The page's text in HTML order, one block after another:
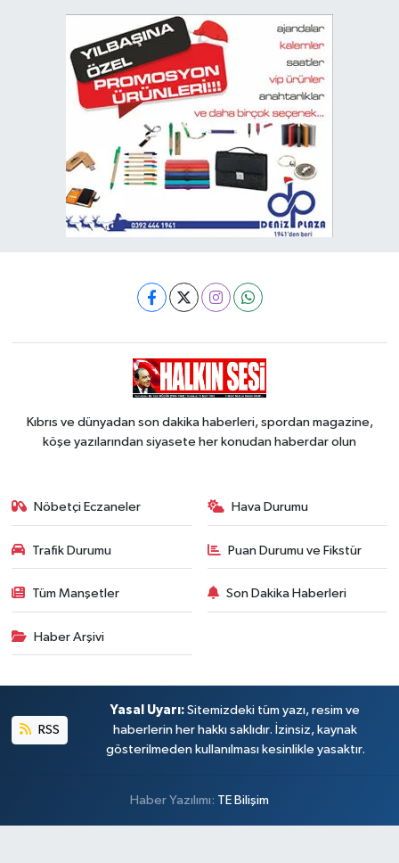
Kıbrıs ve dünyadan son dakika haberleri, spordan magazine,
köşe yazılarından siyasete her konudan haberdar olun
Nöbetçi Eczaneler Hava Durumu
Trafik Durumu Puan Durumu ve Fikstür
Tüm Manşetler Son Dakika Haberleri
Haber Arşivi
RSS
Yasal Uyarı: Sitemizdeki tüm yazı, resim ve
haberlerin her hakkı saklıdır. İzinsiz, kaynak
gösterilmeden kullanılması kesinlikle yasaktır.
Haber Yazılımı: TE Bilişim